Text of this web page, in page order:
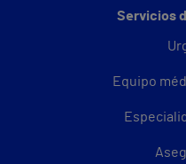
Servicios
Equipo